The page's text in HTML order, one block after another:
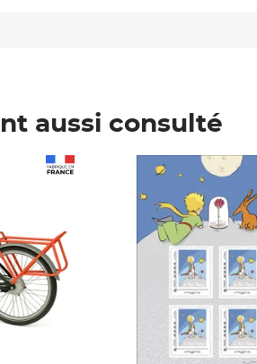
aussi consulté
Prix 7,50€